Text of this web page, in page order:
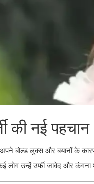
की नई पहचान
बोल्ड लुक्स और बयानों के
लोग उन्हें उर्फी जावेद और